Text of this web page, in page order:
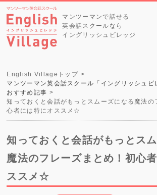
マンツーマンで話せる
英会話スクールなら
イングリッシュビレッジ
English Villageトップ
マンツーマン英会話スクール「イングリッシュビ
おすすめ記事
知っておくと会話がもっとスムーズになる魔法の
心者には特にオススメ☆
知っておくと会話がもっとス
魔法のフレーズまとめ！初心
ススメ☆